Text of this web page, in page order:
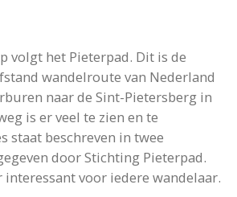
volgt het Pieterpad. Dit is de
wandelroute van Nederland
naar de Sint-Pietersberg in
is er veel te zien en te
staat beschreven in twee
door Stichting Pieterpad.
interessant voor iedere wandelaar.